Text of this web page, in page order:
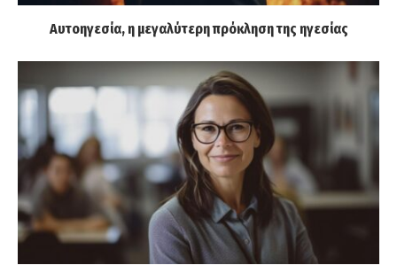
Αυτοηγεσία, η μεγαλύτερη πρόκληση της ηγεσίας